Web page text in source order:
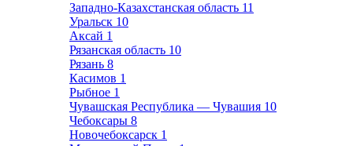
Западно-Казахстанская область 11
Уральск 10
Аксай 1
Рязанская область 10
Рязань 8
Касимов 1
Рыбное 1
Чувашская Республика — Чувашия 10
Чебоксары 8
Новочебоксарск 1